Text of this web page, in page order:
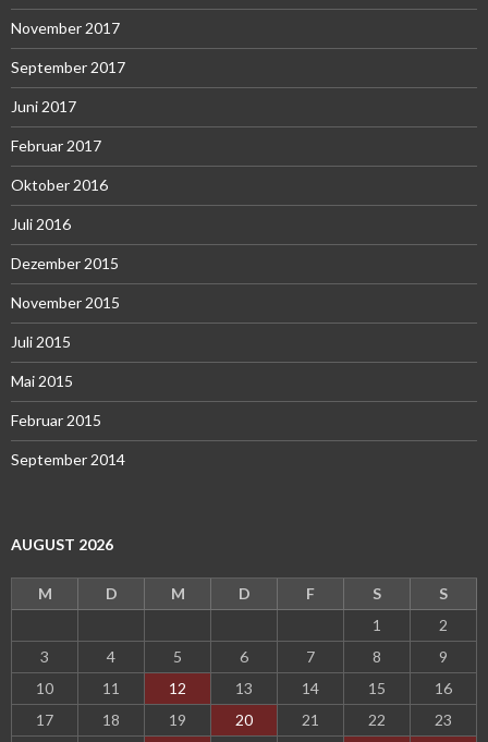
November 2017
September 2017
Juni 2017
Februar 2017
Oktober 2016
Juli 2016
Dezember 2015
November 2015
Juli 2015
Mai 2015
Februar 2015
September 2014
AUGUST 2026
M D M D F S
S
1
2
3
4 5 6 7 8
9
10
11 12 13 14 15
16
17
18 19 20 21 22 23